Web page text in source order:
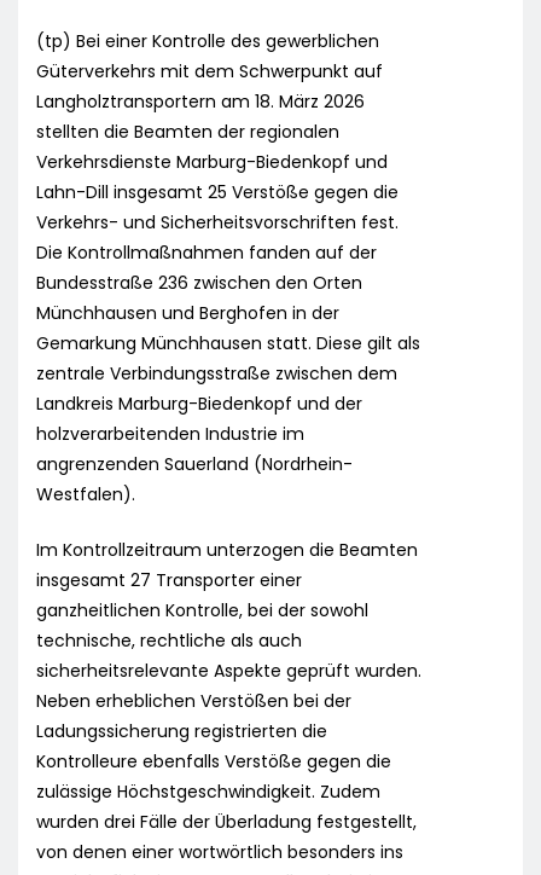
(tp) Bei einer Kontrolle des gewerblichen
Güterverkehrs mit dem Schwerpunkt auf
Langholztransportern am 18. März 2026
stellten die Beamten der regionalen
Verkehrsdienste Marburg-Biedenkopf und
Lahn-Dill insgesamt 25 Verstöße gegen die
Verkehrs- und Sicherheitsvorschriften fest.
Die Kontrollmaßnahmen fanden auf der
Bundesstraße 236 zwischen den Orten
Münchhausen und Berghofen in der
Gemarkung Münchhausen statt. Diese gilt als
zentrale Verbindungsstraße zwischen dem
Landkreis Marburg-Biedenkopf und der
holzverarbeitenden Industrie im
angrenzenden Sauerland (Nordrhein-
Westfalen).
Im Kontrollzeitraum unterzogen die Beamten
insgesamt 27 Transporter einer
ganzheitlichen Kontrolle, bei der sowohl
technische, rechtliche als auch
sicherheitsrelevante Aspekte geprüft wurden.
Neben erheblichen Verstößen bei der
Ladungssicherung registrierten die
Kontrolleure ebenfalls Verstöße gegen die
zulässige Höchstgeschwindigkeit. Zudem
wurden drei Fälle der Überladung festgestellt,
von denen einer wortwörtlich besonders ins